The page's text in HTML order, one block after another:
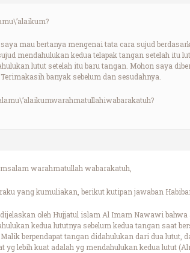
saya mau bertanya mengenai tata cara sujud
mendahulukan kedua telapak tangan setelah itu
lutut setelah itu baru tangan. Mohon saya
banyak sebelum dan sesudahnya.
warahmatullah wabarakatuh,
yang kumuliakan, berikut kutipan jawaban
oleh Hujjatul islam Al Imam Nawawi
kedua lututnya sebelum kedua tangan saat
berpendapat tangan didahulukan dari dua
yg lebih kuat adalah yg mendahulukan kedua lutut